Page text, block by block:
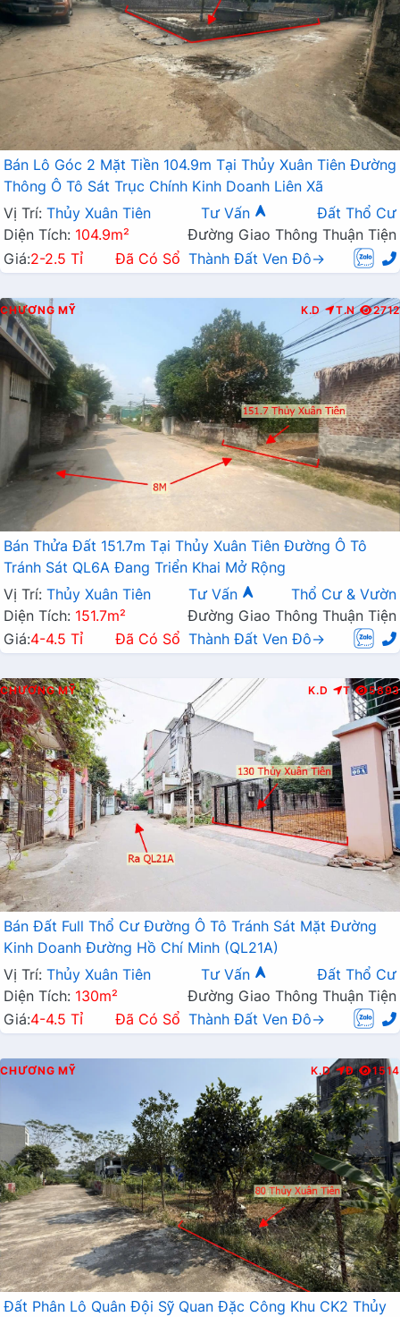
Bán Lô Góc 2 Mặt Tiền 104.9m Tại Thủy Xuân Tiên Đường
Thông Ô Tô Sát Trục Chính Kinh Doanh Liên Xã
Vị Trí: Thủy Xuân Tiên Tư Vấn
Đất Thổ Cư
Diện Tích: 104.9m²
Đường Giao Thông Thuận Tiện
Giá:2-2.5 Tỉ Đã Có Sổ Thành Đất Ven Đô→
CHƯƠNG MỸ K.D T.N 2712
Bán Thửa Đất 151.7m Tại Thủy Xuân Tiên Đường Ô Tô
Tránh Sát QL6A Đang Triển Khai Mở Rộng
Vị Trí: Thủy Xuân Tiên Tư Vấn
Thổ Cư & Vườn
Diện Tích: 151.7m²
Đường Giao Thông Thuận Tiện
Giá:4-4.5 Tỉ Đã Có Sổ Thành Đất Ven Đô→
CHƯƠNG MỸ K.D T 5893
Bán Đất Full Thổ Cư Đường Ô Tô Tránh Sát Mặt Đường
Kinh Doanh Đường Hồ Chí Minh (QL21A)
Vị Trí: Thủy Xuân Tiên Tư Vấn
Đất Thổ Cư
Diện Tích: 130m²
Đường Giao Thông Thuận Tiện
Giá:4-4.5 Tỉ Đã Có Sổ Thành Đất Ven Đô→
CHƯƠNG MỸ K.D Đ 1514
Đất Phân Lô Quân Đội Sỹ Quan Đặc Công Khu CK2 Thủy